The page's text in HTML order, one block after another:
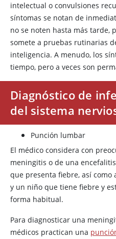
intelectual o convulsiones
síntomas se notan de
no se noten hasta más tarde,
somete a pruebas rutinarias
inteligencia. A menudo, los
tiempo, pero a veces son
Diagnóstico de
del sistema
Punción lumbar
El médico considera con
meningitis o de una
que presenta fiebre, así
y un niño que tiene fiebre y
forma habitual.
Para diagnosticar una
médicos practican una